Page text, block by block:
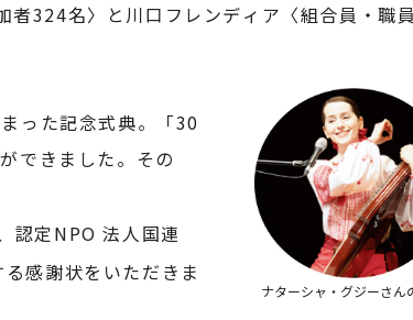
324名〉と川口フレンディア〈組合員・職
ナターシャ・グジーさん
った記念式典。「30
できました。その
認定NPO 法人国連
感謝状をいただきま